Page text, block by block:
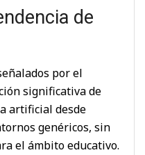
de
por el
significativa de
artificial desde
genéricos, sin
el ámbito educativo.